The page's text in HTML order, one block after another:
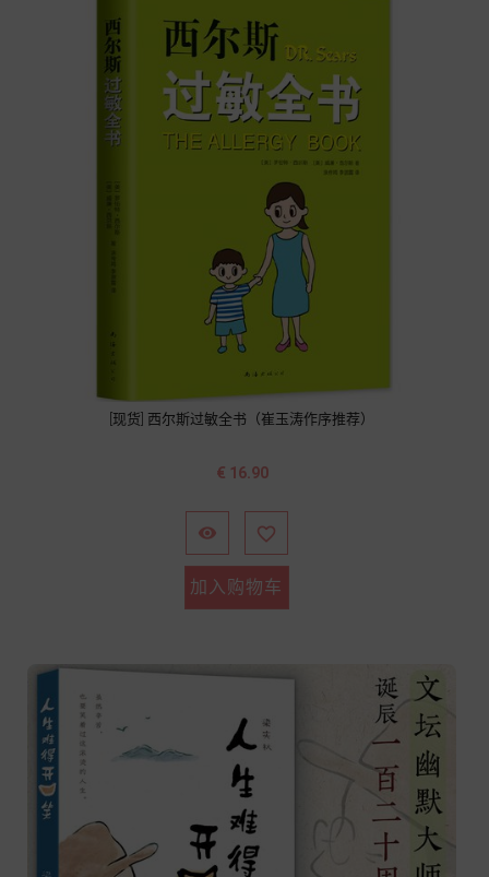
[现货] 西尔斯过敏全书（崔玉涛作序推荐）
价
€ 16.90
 
加入购物车